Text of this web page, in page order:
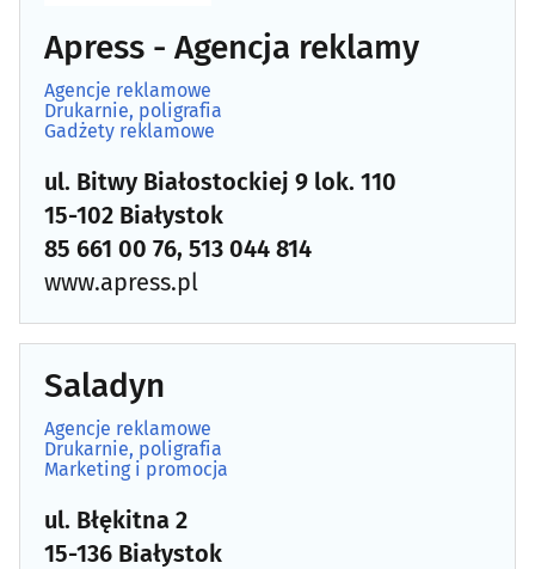
Apress - Agencja reklamy
Agencje reklamowe
Drukarnie, poligrafia
Gadżety reklamowe
ul. Bitwy Białostockiej 9 lok. 110
15-102 Białystok
85 661 00 76, 513 044 814
www.apress.pl
Saladyn
Agencje reklamowe
Drukarnie, poligrafia
Marketing i promocja
ul. Błękitna 2
15-136 Białystok